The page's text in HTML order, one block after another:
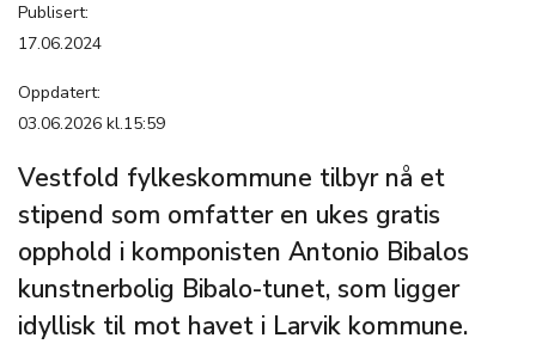
Publisert:
17.06.2024
Oppdatert:
03.06.2026 kl.15:59
Vestfold fylkeskommune tilbyr nå et
stipend som omfatter en ukes gratis
opphold i komponisten Antonio Bibalos
kunstnerbolig Bibalo-tunet, som ligger
idyllisk til mot havet i Larvik kommune.